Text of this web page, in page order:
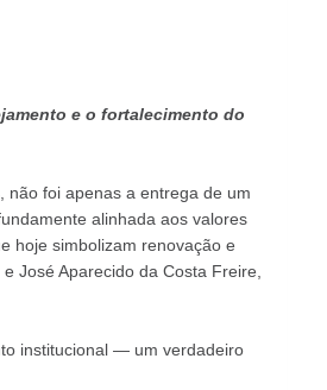
e o fortalecimento do
não foi apenas a entrega de um
alinhada aos valores
hoje simbolizam renovação e
José Aparecido da Costa Freire,
institucional — um verdadeiro